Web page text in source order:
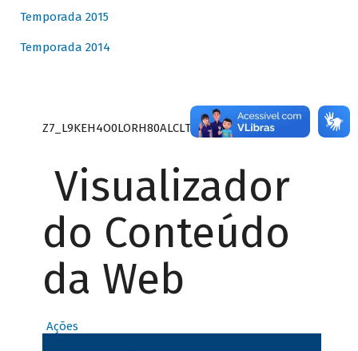
Temporada 2015
Temporada 2014
Z7_L9KEH4O0LORH80ALCLTPF80S27
Visualizador
do Conteúdo
da Web
Ações